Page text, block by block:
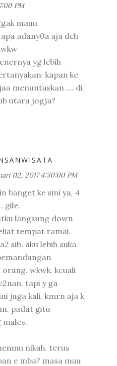
PM
mauu
apa adany0a aja deh
yg lebih
kapan ke
menuntaskan .... di
utara jogja?
02, 2017 4:30:00 PM
banget ke sini ya, 4
gile.
langsung down
tempat ramai.
sih. aku lebih suka
wkwk. kcuali
tapi y ga
juga kali. kmrn aja k
padat gitu
males.
nikah. terus
e mba? masa mau